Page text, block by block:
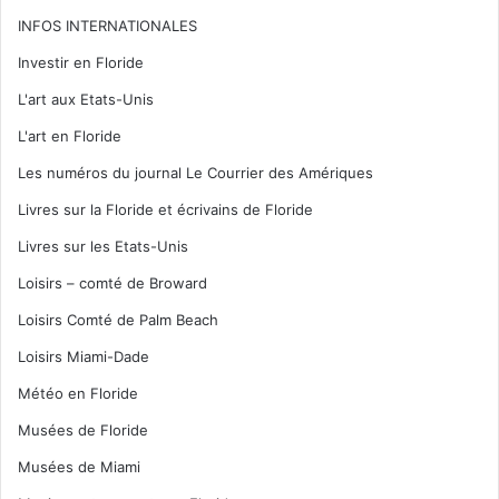
INFOS INTERNATIONALES
Investir en Floride
L'art aux Etats-Unis
L'art en Floride
Les numéros du journal Le Courrier des Amériques
Livres sur la Floride et écrivains de Floride
Livres sur les Etats-Unis
Loisirs – comté de Broward
Loisirs Comté de Palm Beach
Loisirs Miami-Dade
Météo en Floride
Musées de Floride
Musées de Miami